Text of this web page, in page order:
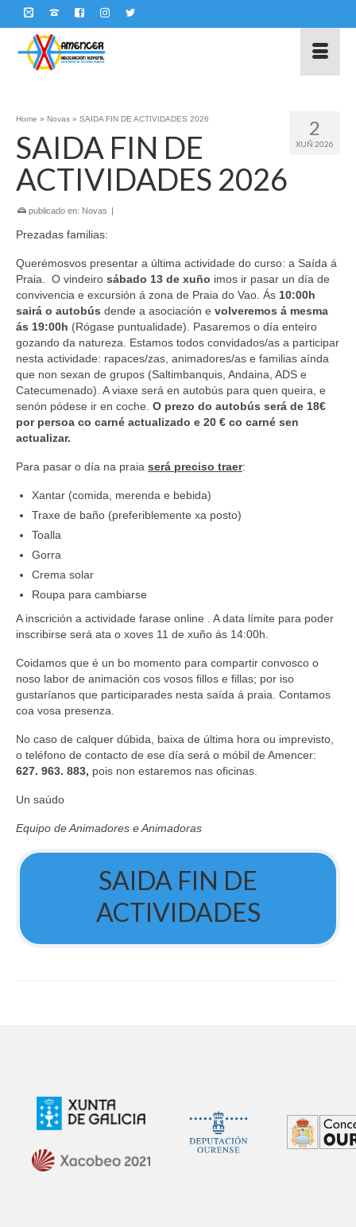
2
XUÑ 2026
Home » Novas » SAIDA FIN DE ACTIVIDADES 2026
SAIDA FIN DE
ACTIVIDADES 2026
publicado en: Novas |
Prezadas familias:
Querémosvos presentar a última actividade do curso: a Saída á
Praia. O vindeiro sábado 13 de xuño imos ir pasar un día de
convivencia e excursión á zona de Praia do Vao. Ás 10:00h
sairá o autobús dende a asociación e volveremos á mesma
ás 19:00h (Rógase puntualidade). Pasaremos o día enteiro
gozando da natureza. Estamos todos convidados/as a participar
nesta actividade: rapaces/zas, animadores/as e familias aínda
que non sexan de grupos (Saltimbanquis, Andaina, ADS e
Catecumenado). A viaxe será en autobús para quen queira, e
senón pódese ir en coche. O prezo do autobús será de 18€
por persoa co carné actualizado e 20 € co carné sen
actualizar.
Para pasar o día na praia será preciso traer:
Xantar (comida, merenda e bebida)
Traxe de baño (preferiblemente xa posto)
Toalla
Gorra
Crema solar
Roupa para cambiarse
A inscrición a actividade farase online . A data límite para poder
inscribirse será ata o xoves 11 de xuño ás 14:00h.
Coidamos que é un bo momento para compartir convosco o
noso labor de animación cos vosos fillos e fillas; por iso
gustaríanos que participarades nesta saída á praia. Contamos
coa vosa presenza.
No caso de calquer dúbida, baixa de última hora ou imprevisto,
o teléfono de contacto de ese día será o móbil de Amencer:
627. 963. 883, pois non estaremos nas oficinas.
Un saúdo
Equipo de Animadores e Animadoras
SAIDA FIN DE
ACTIVIDADES